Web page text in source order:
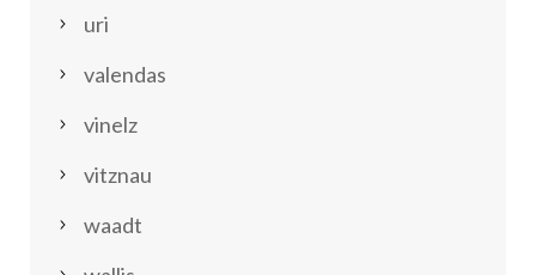
uri
valendas
vinelz
vitznau
waadt